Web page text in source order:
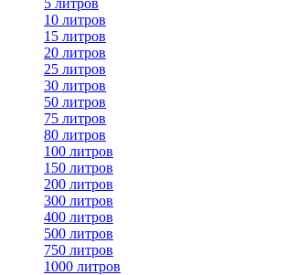
5 литров
10 литров
15 литров
20 литров
25 литров
30 литров
50 литров
75 литров
80 литров
100 литров
150 литров
200 литров
300 литров
400 литров
500 литров
750 литров
1000 литров